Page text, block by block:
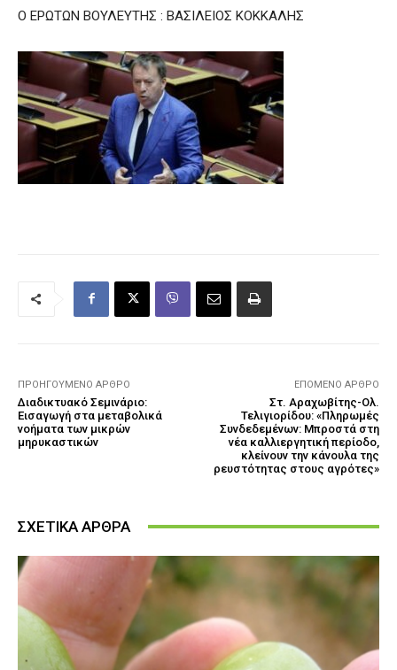
O ΕΡΩΤΩΝ ΒΟΥΛΕΥΤΗΣ : ΒΑΣΙΛΕΙΟΣ ΚΟΚΚΑΛΗΣ
ΠΡΟΗΓΟΎΜΕΝΟ ΆΡΘΡΟ
Διαδικτυακό Σεμινάριο:
Εισαγωγή στα μεταβολικά
νοήματα των μικρών
μηρυκαστικών
ΕΠΌΜΕΝΟ ΆΡΘΡΟ
Στ. Αραχωβίτης-Ολ.
Τελιγιορίδου: «Πληρωμές
Συνδεδεμένων: Μπροστά στη
νέα καλλιεργητική περίοδο,
κλείνουν την κάνουλα της
ρευστότητας στους αγρότες»
ΣΧΕΤΙΚΑ ΑΡΘΡΑ